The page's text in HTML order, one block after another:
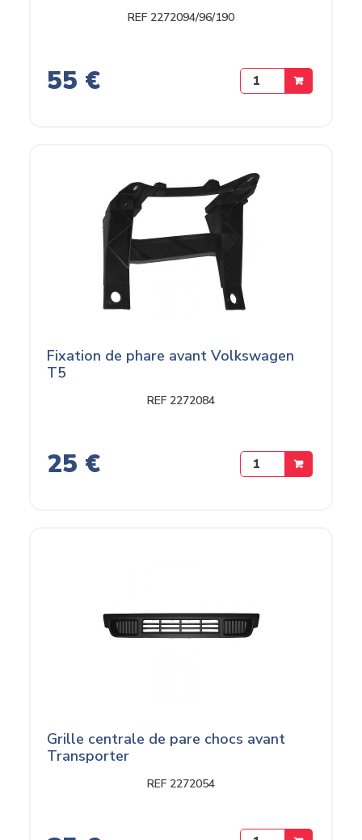
REF 2272094/96/190
55 €
Fixation de phare avant Volkswagen
T5
REF 2272084
25 €
Grille centrale de pare chocs avant
Transporter
REF 2272054